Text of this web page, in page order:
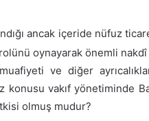
ancak içeride nüfuz
oynayarak önemli
ve diğer
konusu vakıf yönetiminde
olmuş mudur?